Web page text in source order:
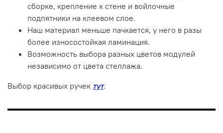
сборке, крепление к стене и войлочные
подпятники на клеевом слое.
Наш материал меньше пачкается, у него в разы
более износостойкая ламинация.
Возможность выбора разных цветов модулей
независимо от цвета стеллажа.
Выбор красивых ручек тут.